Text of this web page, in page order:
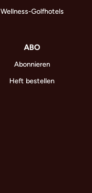
Wellness-Golfhotels
ABO
Abonnieren
Heft bestellen